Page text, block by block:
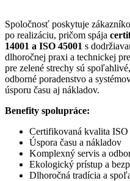
Spoločnosť poskytuje
po realizáciu, pričom spája
14001 a ISO 45001 s
dlhoročnej praxi a technickej
pre zelené strechy sú
odborné poradenstvo a
úsporu času aj nákladov.
Benefity spolupráce:
Certifikovaná kvalita
Úspora času a nákladov
Komplexný servis a
Ekologický prístup a
Dlhoročná tradícia a